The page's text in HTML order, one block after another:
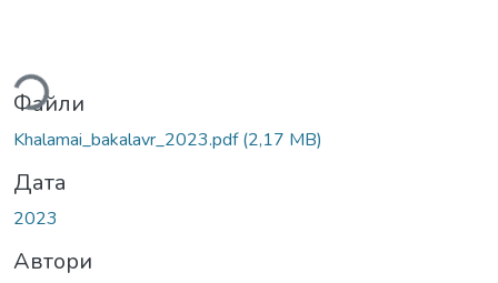
Файли
Khalamai_bakalavr_2023.pdf(2,17 MB)
Дата
2023
Автори